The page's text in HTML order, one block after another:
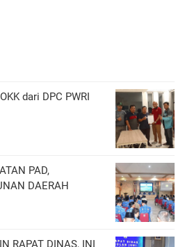
dari DPC PWRI
PAD,
DAERAH
RAPAT DINAS, INI